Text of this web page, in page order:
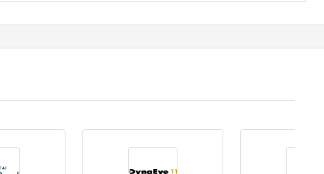
適なOCRを選べるため、処理速度の向上はもちろ
状に湾曲した文字や傾いている文字でも高い精度で
ます。